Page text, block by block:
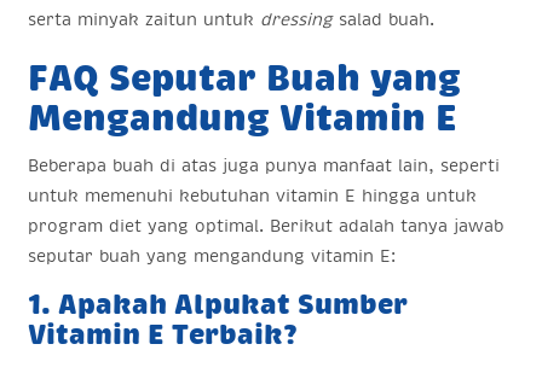
serta minyak zaitun untuk dressingsalad buah.
FAQ Seputar Buah yang
Mengandung Vitamin E
Beberapa buah di atas juga punya manfaat lain, seperti
untuk memenuhi kebutuhan vitamin E hingga untuk
program diet yang optimal. Berikut adalah tanya jawab
seputar buah yang mengandung vitamin E:
1. Apakah Alpukat Sumber
Vitamin E Terbaik?